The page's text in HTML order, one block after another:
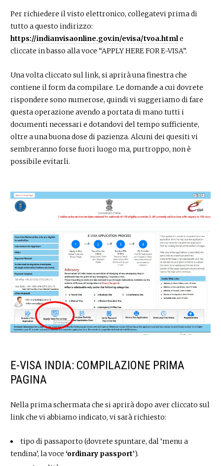
Per richiedere il visto elettronico, collegatevi prima di
tutto a questo indirizzo:
https://indianvisaonline.gov.in/evisa/tvoa.htmle
cliccate in basso alla voce “APPLY HERE FOR E-VISA”.
Una volta cliccato sul link, si aprirà una finestra che
contiene il form da compilare. Le domande a cui dovrete
rispondere sono numerose, quindi vi suggeriamo di fare
questa operazione avendo a portata di mano tutti i
documenti necessari e dotandovi del tempo sufficiente,
oltre a una buona dose di pazienza. Alcuni dei quesiti vi
sembreranno forse fuori luogo ma, purtroppo, non è
possibile evitarli.
E-VISA INDIA: COMPILAZIONE PRIMA
PAGINA
Nella prima schermata che si aprirà dopo aver cliccato sul
link che vi abbiamo indicato, vi sarà richiesto:
tipo di passaporto (dovrete spuntare, dal ‘menu a
tendina’, la voce ‘ordinary passport’).